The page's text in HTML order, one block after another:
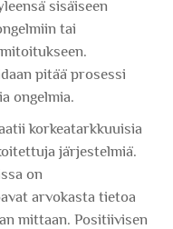
sisäiseen
tai
pitää prosessi
ongelmia.
korkeatarkkuuisia
järjestelmiä.
on
arvokasta tietoa
mittaan. Positiivisen